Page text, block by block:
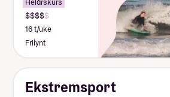
16 t/uke
Frilynt
Ekstremsport